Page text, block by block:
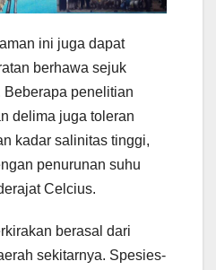
ini juga dapat
berhawa sejuk
Beberapa penelitian
delima juga toleran
kadar salinitas tinggi,
penurunan suhu
Celcius.
berasal dari
sekitarnya. Spesies-